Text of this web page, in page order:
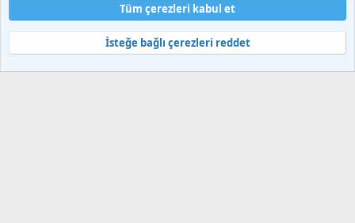
Şartlar ve kurallar
Gizlilik politikası
Yardım
Ana sayfa
S
S
Community platform by XenForo® © 2010-2025 XenForo Ltd.
Tüm çerezleri kabul et
İsteğe bağlı çerezleri reddet